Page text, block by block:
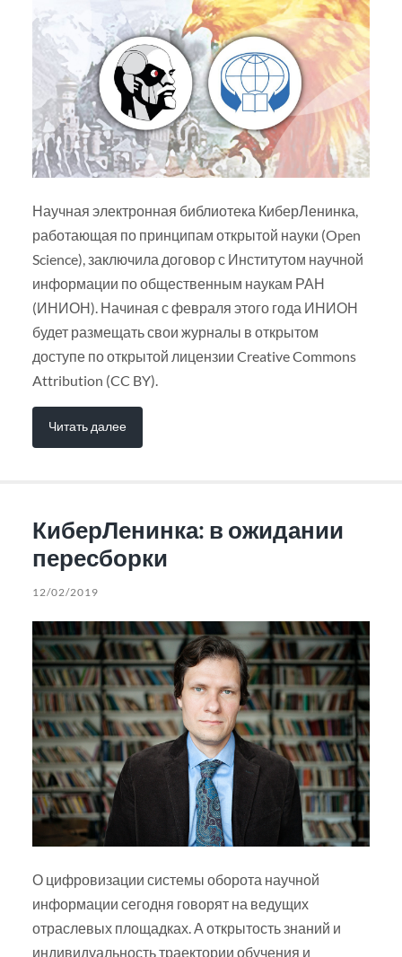
Научная электронная библиотека КиберЛенинка,
работающая по принципам открытой науки (Open
Science), заключила договор с Институтом научной
информации по общественным наукам РАН
(ИНИОН). Начиная с февраля этого года ИНИОН
будет размещать свои журналы в открытом
доступе по открытой лицензии Creative Commons
Attribution (CC BY).
Читать далее
КиберЛенинка: в ожидании
пересборки
12/02/2019
О цифровизации системы оборота научной
информации сегодня говорят на ведущих
отраслевых площадках. А открытость знаний и
индивидуальность траектории обучения и